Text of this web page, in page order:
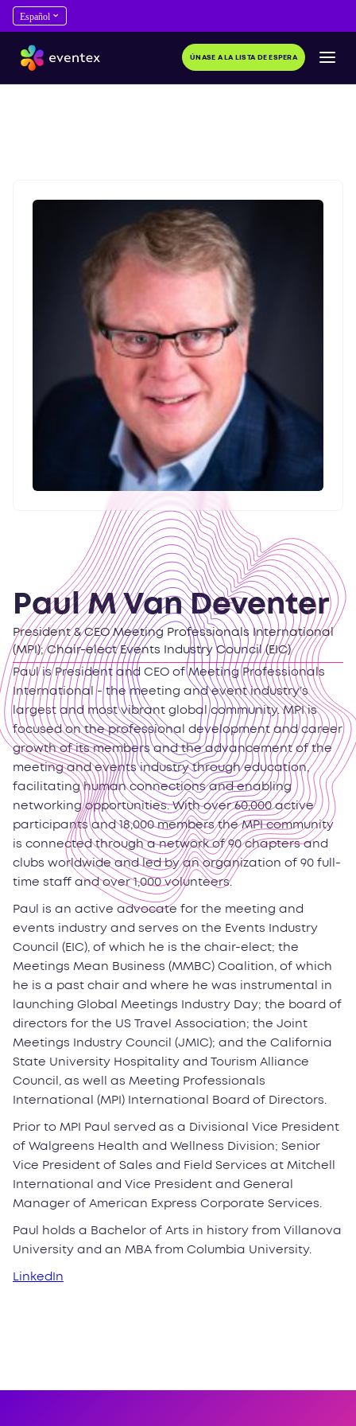
ÚNASE A LA LISTA DE ESPERA
Paul M Van Deventer
President & CEO Meeting Professionals International
(MPI); Chair-elect Events Industry Council (EIC)
Paul is President and CEO of Meeting Professionals
International - the meeting and event industry’s
largest and most vibrant global community. MPI is
focused on the professional development and career
growth of its members and the advancement of the
meeting and events industry through education,
facilitating human connections and enabling
networking opportunities. With over 60,000 active
participants and 18,000 members the MPI community
is connected through a network of 90 chapters and
clubs worldwide and led by an organization of 90 full-
time staff and over 1,000 volunteers.
Paul is an active advocate for the meeting and
events industry and serves on the Events Industry
Council (EIC), of which he is the chair-elect; the
Meetings Mean Business (MMBC) Coalition, of which
he is a past chair and where he was instrumental in
launching Global Meetings Industry Day; the board of
directors for the US Travel Association; the Joint
Meetings Industry Council (JMIC); and the California
State University Hospitality and Tourism Alliance
Council, as well as Meeting Professionals
International (MPI) International Board of Directors.
Prior to MPI Paul served as a Divisional Vice President
of Walgreens Health and Wellness Division; Senior
Vice President of Sales and Field Services at Mitchell
International and Vice President and General
Manager of American Express Corporate Services.
Paul holds a Bachelor of Arts in history from Villanova
University and an MBA from Columbia University.
LinkedIn